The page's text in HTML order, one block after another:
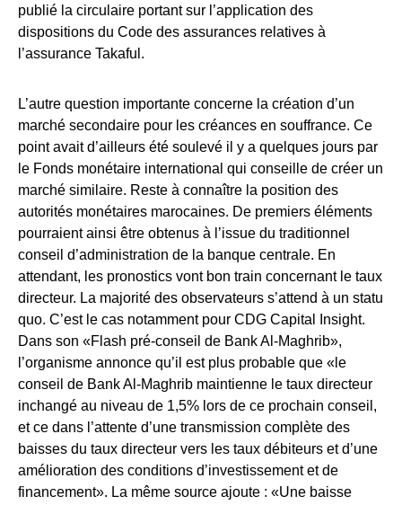
publié la circulaire portant sur l’application des
dispositions du Code des assurances relatives à
l’assurance Takaful.
L’autre question importante concerne la création d’un
marché secondaire pour les créances en souffrance. Ce
point avait d’ailleurs été soulevé il y a quelques jours par
le Fonds monétaire international qui conseille de créer un
marché similaire. Reste à connaître la position des
autorités monétaires marocaines. De premiers éléments
pourraient ainsi être obtenus à l’issue du traditionnel
conseil d’administration de la banque centrale. En
attendant, les pronostics vont bon train concernant le taux
directeur. La majorité des observateurs s’attend à un statu
quo. C’est le cas notamment pour CDG Capital Insight.
Dans son «Flash pré-conseil de Bank Al-Maghrib»,
l’organisme annonce qu’il est plus probable que «le
conseil de Bank Al-Maghrib maintienne le taux directeur
inchangé au niveau de 1,5% lors de ce prochain conseil,
et ce dans l’attente d’une transmission complète des
baisses du taux directeur vers les taux débiteurs et d’une
amélioration des conditions d’investissement et de
financement». La même source ajoute : «Une baisse